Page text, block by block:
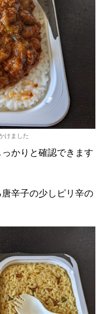
けました
かりと確認できます
辛子の少しピリ辛の